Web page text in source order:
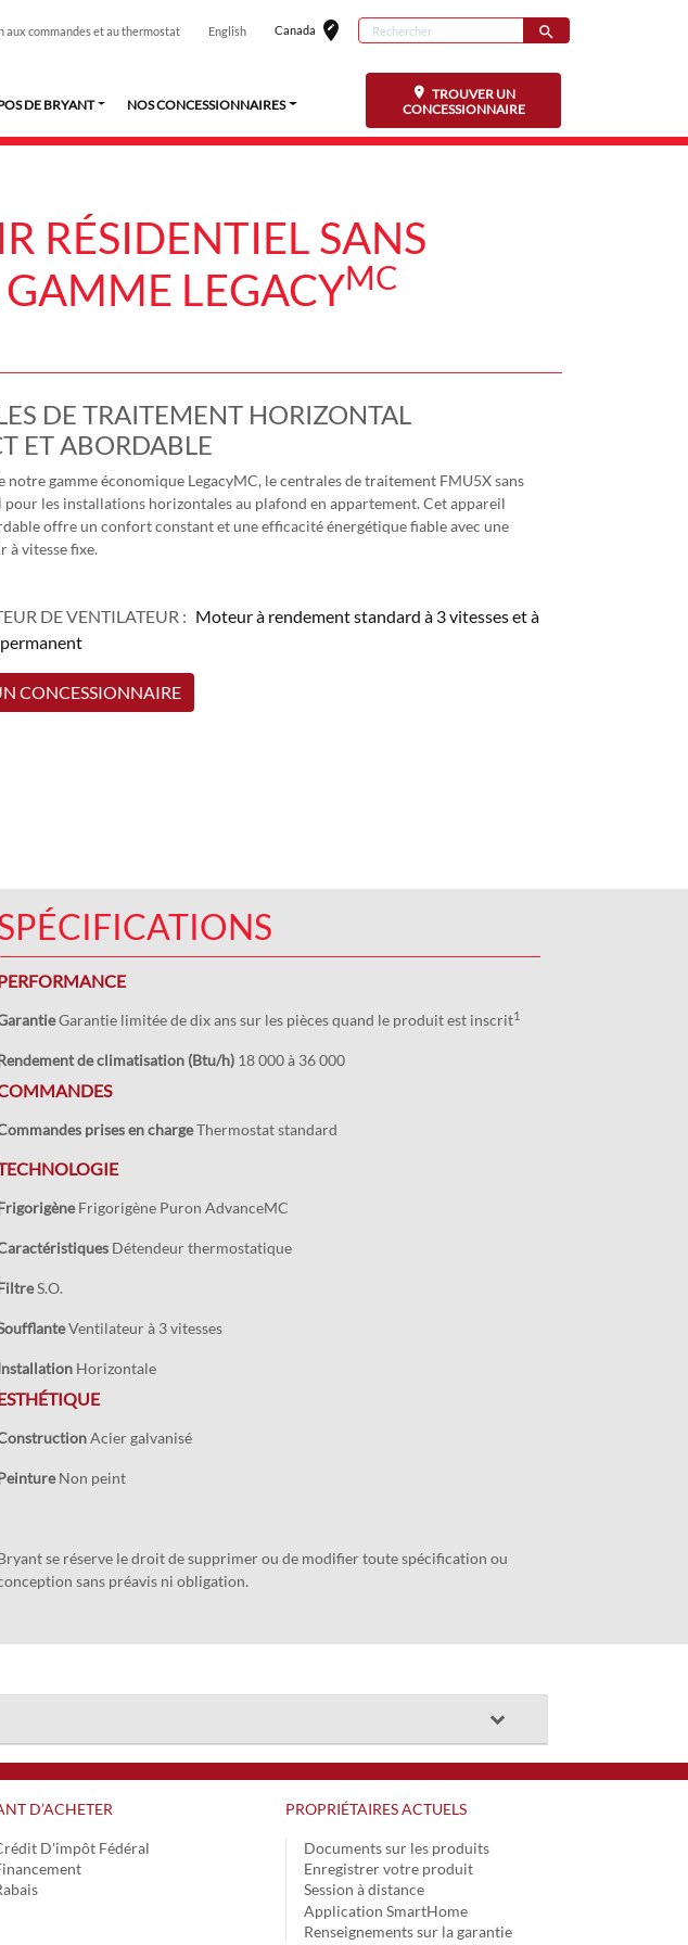
aux commandes et au thermostat English Canada edit_locationSélectionnez
Rechercher
search
Search
DE BRYANT NOS CONCESSIONNAIRES
TROUVER UN
CONCESSIONNAIRE
RÉSIDENTIEL SANS
LEGACYMC
DE TRAITEMENT HORIZONTAL
ET ABORDABLE
notre gamme économique LegacyMC, le centrales de traitement FMU5X sans
pour les installations horizontales au plafond en appartement. Cet appareil
offre un confort constant et une efficacité énergétique fiable avec une
à vitesse fixe.
DE VENTILATEUR : Moteur à rendement standard à 3 vitesses et à
CONCESSIONNAIRE
Garantie limitée de dix ans sur les pièces quand le produit est inscrit1
de climatisation (Btu/h)18 000 à 36 000
prises en chargeThermostat standard
Frigorigène Puron AdvanceMC
Détendeur thermostatique
S.O.
Ventilateur à 3 vitesses
Horizontale
Acier galvanisé
Non peint
se réserve le droit de supprimer ou de modifier toute spécification ou
sans préavis ni obligation.
D’ACHETER
D'impôt Fédéral
PROPRIÉTAIRES ACTUELS
Documents sur les produits
Enregistrer votre produit
Session à distance
Application SmartHome
Renseignements sur la garantie